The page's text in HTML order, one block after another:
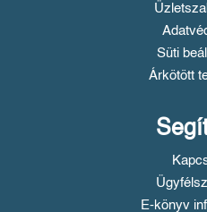
Süti
Árkötött
E-könyv